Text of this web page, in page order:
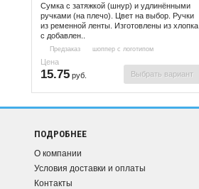
Сумка с затяжкой (шнур) и удлинёнными
ручками (на плечо). Цвет на выбор. Ручки
из ременной ленты. Изготовлены из хлопка
с добавлен..
Предзаказ шоппер с логотипом
Цена
15.75 руб. Выбрать вариант
ПОДРОБНЕЕ
О компании
Условия доставки и оплаты
Контакты